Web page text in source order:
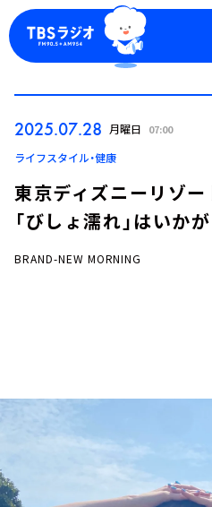
ログイン
イベント・グッズ
YouTube
2025.07.28 月曜日 07:00
ライフスタイル・健康
東京ディズニーリゾ
「びしょ濡れ」はいかが
BRAND-NEW MORNING